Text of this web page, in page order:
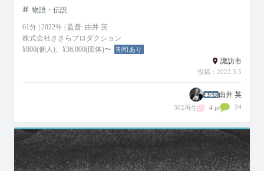
物語・伝説
61分 | 2022年 | 監督: 由井 英
株式会社ささらプロダクション
¥800(個人)、¥36,000(団体)〜
割引あり
諏訪市
投稿：2022.3.5
由井 英
302再生 4 pt 24